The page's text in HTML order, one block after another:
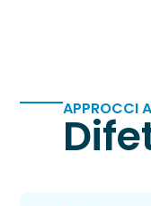
APPROCCI